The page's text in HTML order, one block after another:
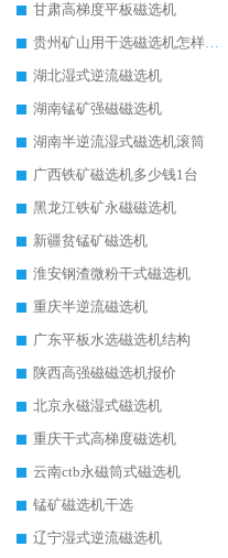
甘肃高梯度平板磁选机
贵州矿山用干选磁选机怎样调磁
湖北湿式逆流磁选机
湖南锰矿强磁磁选机
湖南半逆流湿式磁选机滚筒
广西铁矿磁选机多少钱1台
黑龙江铁矿永磁磁选机
新疆贫锰矿磁选机
淮安钢渣微粉干式磁选机
重庆半逆流磁选机
广东平板水选磁选机结构
陕西高强磁磁选机报价
北京永磁湿式磁选机
重庆干式高梯度磁选机
云南ctb永磁筒式磁选机
锰矿磁选机干选
辽宁湿式逆流磁选机